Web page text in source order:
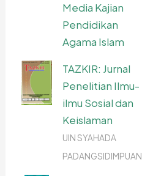
Media Kajian
Pendidikan
Agama Islam
TAZKIR: Jurnal
Penelitian Ilmu-
ilmu Sosial dan
Keislaman
UIN SYAHADA
PADANGSIDIMPUAN